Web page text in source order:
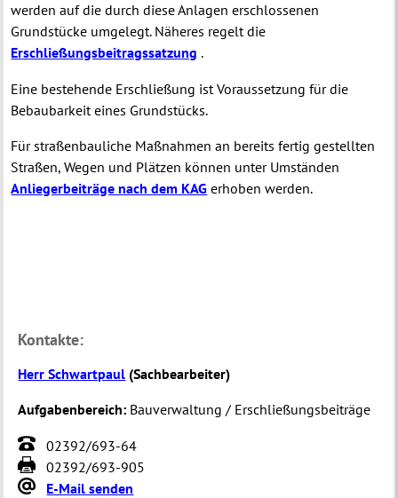
werden auf die durch diese Anlagen erschlossenen
Grundstücke umgelegt. Näheres regelt die
Erschließungsbeitragssatzung .
Eine bestehende Erschließung ist Voraussetzung für die
Bebaubarkeit eines Grundstücks.
Für straßenbauliche Maßnahmen an bereits fertig gestellten
Straßen, Wegen und Plätzen können unter Umständen
Anliegerbeiträge nach dem KAG erhoben werden.
Kontakte:
Herr Schwartpaul (Sachbearbeiter)
Aufgabenbereich: Bauverwaltung / Erschließungsbeiträge
02392/693-64
02392/693-905
E-Mail senden